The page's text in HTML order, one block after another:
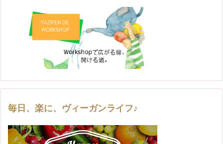
毎日、楽に、ヴィーガンライフ♪